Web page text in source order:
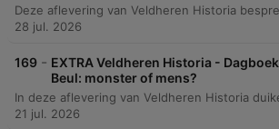
28 jul. 2026
169 - EXTRA Veldheren Historia -
Beul: monster of mens?
21 jul. 2026